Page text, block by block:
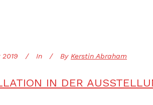
2019 In By Kerstin Abraham
IN DER